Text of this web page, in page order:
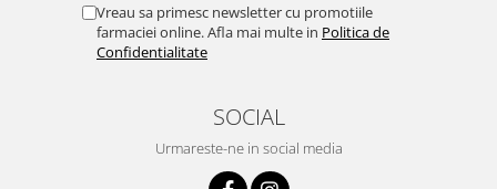
Vreau sa primesc newsletter cu promotiile
farmaciei online. Afla mai multe in Politica de
Confidentialitate
SOCIAL
Urmareste-ne in social media